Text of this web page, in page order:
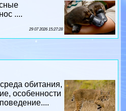
....
29 07 2026 15:27:28
обитания,
особенности